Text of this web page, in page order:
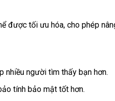
được tối ưu hóa, cho phép
nhiều người tìm thấy bạn hơn.
tính bảo mật tốt hơn.